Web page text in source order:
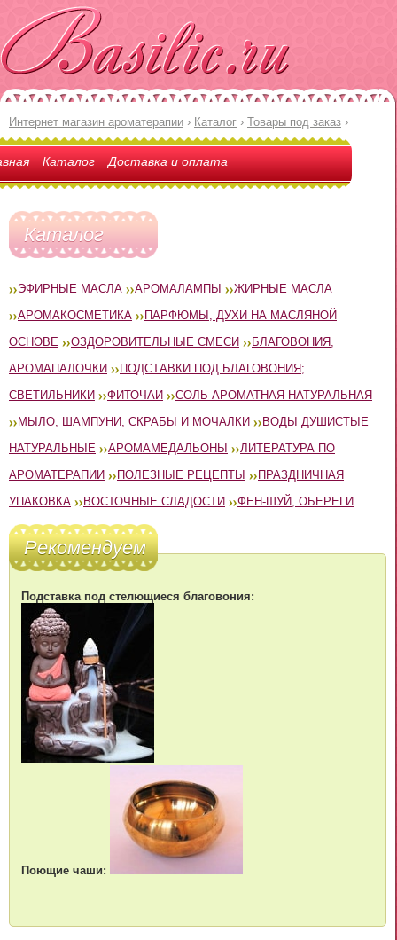
Интернет магазин ароматерапии › Каталог › Товары под заказ ›
Каталог Доставка и оплата
Каталог
ЭФИРНЫЕ МАСЛА АРОМАЛАМПЫ
ЖИРНЫЕ МАСЛА
АРОМАКОСМЕТИКА
ПАРФЮМЫ, ДУХИ НА МАСЛЯНОЙ
ОСНОВЕ
ОЗДОРОВИТЕЛЬНЫЕ СМЕСИ
БЛАГОВОНИЯ,
АРОМАПАЛОЧКИ
ПОДСТАВКИ ПОД БЛАГОВОНИЯ;
СВЕТИЛЬНИКИ
ФИТОЧАИ
СОЛЬ АРОМАТНАЯ НАТУРАЛЬНАЯ
МЫЛО, ШАМПУНИ, СКРАБЫ И МОЧАЛКИ
ВОДЫ ДУШИСТЫЕ
НАТУРАЛЬНЫЕ
АРОМАМЕДАЛЬОНЫ
ЛИТЕРАТУРА ПО
АРОМАТЕРАПИИ
ПОЛЕЗНЫЕ РЕЦЕПТЫ
ПРАЗДНИЧНАЯ
УПАКОВКА
ВОСТОЧНЫЕ СЛАДОСТИ ФЕН-ШУЙ, ОБЕРЕГИ
Рекомендуем
Подставка под стелющиеся благовония:
Поющие чаши: